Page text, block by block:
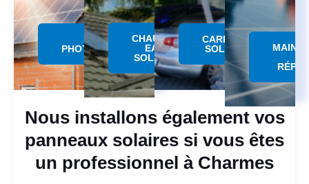
PANNEAU
PHOTOVOLTAÏQUE
CHAUFFE
EAU
SOLAIRE
CARPORT
SOLAIRE
Nous installons également vos
panneaux solaires si vous êtes
un professionnel à Charmes